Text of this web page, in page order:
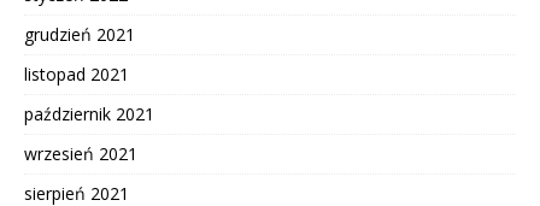
grudzień 2021
listopad 2021
październik 2021
wrzesień 2021
sierpień 2021